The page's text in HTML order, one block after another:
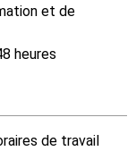
et de
heures
de travail